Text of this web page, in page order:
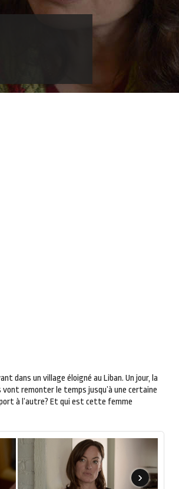
dans un village éloigné au Liban. Un jour, la
vont remonter le temps jusqu’à une certaine
à l’autre? Et qui est cette femme
›